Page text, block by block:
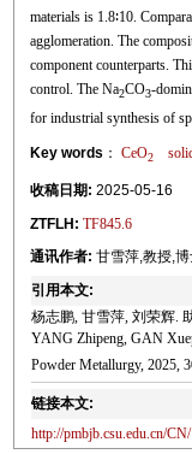
materials is 1.8∶10.
agglomeration. The
component counterparts.
control. The Na2CO3-
for industrial synthesis of
Key words ： CeO2
收稿日期: 2025-05-16
ZTFLH: TF845.6
通讯作者: 甘雪萍,教授,
引用本文:
杨志鹏, 甘雪萍, 刘荣辉.
YANG Zhipeng, GAN
Powder Metallurgy, 2025,
链接本文:
http://pmbjb.csu.edu.cn/